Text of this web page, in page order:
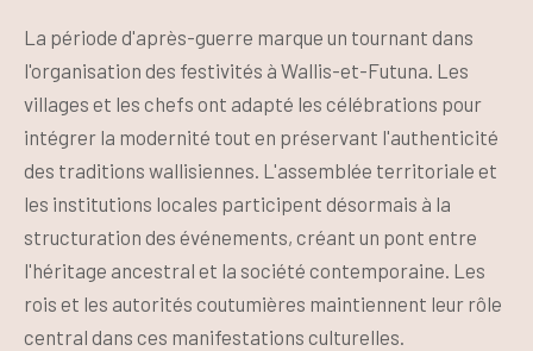
La période d'après-guerre marque un tournant dans
l'organisation des festivités à Wallis-et-Futuna. Les
villages et les chefs ont adapté les célébrations pour
intégrer la modernité tout en préservant l'authenticité
des traditions wallisiennes. L'assemblée territoriale et
les institutions locales participent désormais à la
structuration des événements, créant un pont entre
l'héritage ancestral et la société contemporaine. Les
rois et les autorités coutumières maintiennent leur rôle
central dans ces manifestations culturelles.